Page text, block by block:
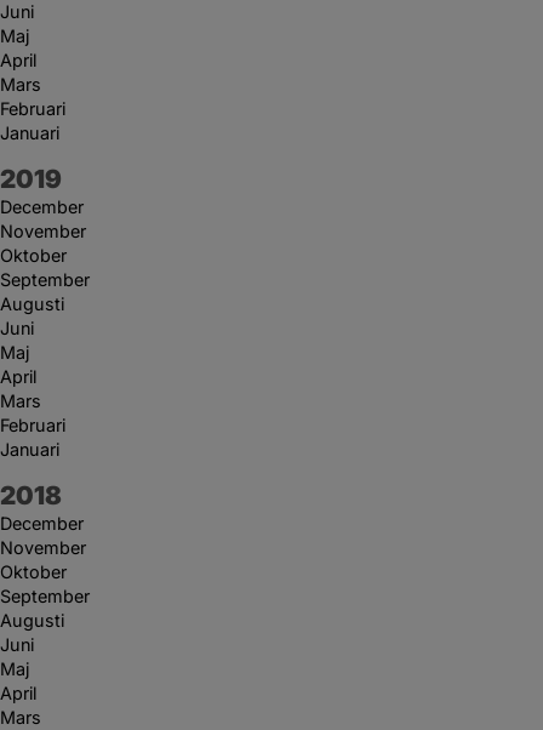
Juni
Maj
April
Mars
Februari
Januari
År:
2019
December
November
Oktober
September
Augusti
Juni
Maj
April
Mars
Februari
Januari
År:
2018
December
November
Oktober
September
Augusti
Juni
Maj
April
Mars